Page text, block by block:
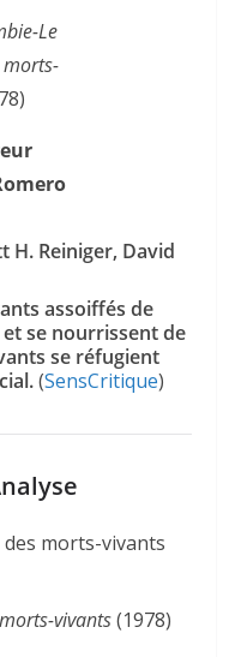
Le
morts-
H. Reiniger, David
assoiffés de
se nourrissent de
se réfugient
(SensCritique)
vivants(1978)